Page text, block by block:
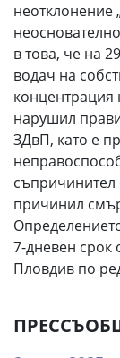
неотклонение
в това, че на
водач на
концентрация
нарушил
ЗДвП, като е
съпричинител
причинил
7-дневен срок
Пловдив по